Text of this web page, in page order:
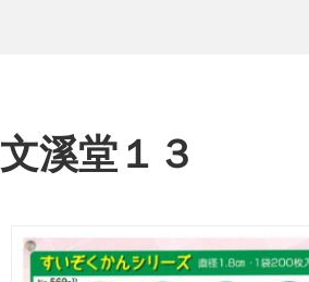
文溪堂１３